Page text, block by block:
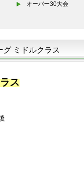
オーバー30大会
グ ミドルクラス
ス